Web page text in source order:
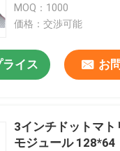
MOQ：1000
価格：交渉可能
イス お
3インチドットマト
モジュール 128*64